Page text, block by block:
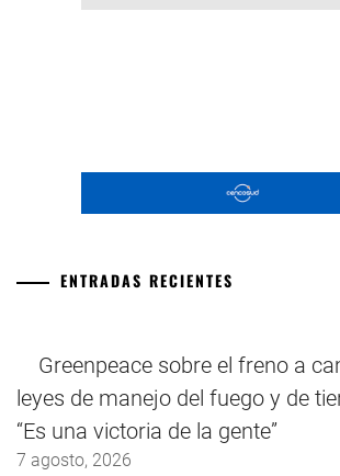
ENTRADAS RECIENTES
Greenpeace sobre el freno a
leyes de manejo del fuego y de
“Es una victoria de la gente”
7 agosto, 2026